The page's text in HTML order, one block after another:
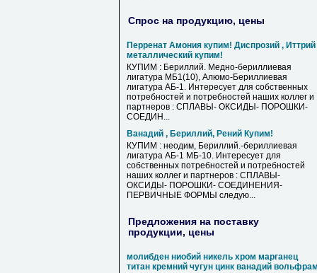
Спрос на продукцию, цены
Перренат Амония купим! Диспрозий , Иттрий
металлический купим!
КУПИМ : Бериллий. Медно-бериллиевая
лигатура МБ1(10), Алюмо-Бериллиевая
лигатура АБ-1. Интересует для собственных
потребностей и потребностей наших коллег и
партнеров : СПЛАВЫ- ОКСИДЫ- ПОРОШКИ-
СОЕДИН...
Ванадий , Бериллий, Рений Купим!
КУПИМ : неодим, Бериллий.-бериллиевая
лигатура АБ-1 МБ-10. Интересует для
собственных потребностей и потребностей
наших коллег и партнеров : СПЛАВЫ-
ОКСИДЫ- ПОРОШКИ- СОЕДИНЕНИЯ-
ПЕРВИЧНЫЕ ФОРМЫ следую...
Предложения на поставку
продукции, цены
молибден ниобий никель хром марганец
титан кремний чугун цинк ванадий